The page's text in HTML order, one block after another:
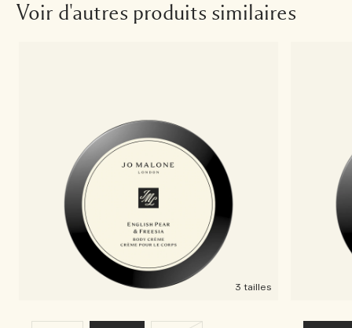
Voir d'autres produits similaires
3 tailles